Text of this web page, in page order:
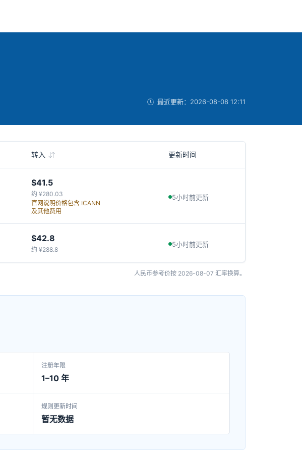
最近更新： 2026-08-08 12:11
转入 更新时间
$41.5
约 ¥280.03
官网说明价格包含 ICANN
及其他费用
5小时前更新
$42.8
约 ¥288.8
5小时前更新
人民币参考价按 2026-08-07 汇率换算。
注册年限
1–10 年
规则更新时间
暂无数据